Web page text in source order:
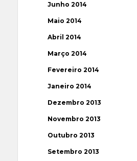
Junho 2014
Maio 2014
Abril 2014
Março 2014
Fevereiro 2014
Janeiro 2014
Dezembro 2013
Novembro 2013
Outubro 2013
Setembro 2013